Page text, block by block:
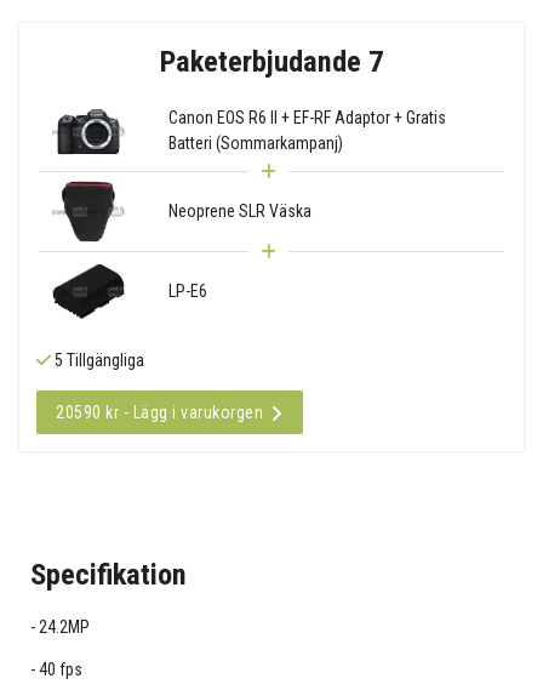
Paketerbjudande 7
Canon EOS R6 II + EF-RF Adaptor + Gratis
Batteri (Sommarkampanj)
Neoprene SLR Väska
LP-E6
5 Tillgängliga
20590 kr - Lägg i varukorgen
Specifikation
24.2MP
40 fps